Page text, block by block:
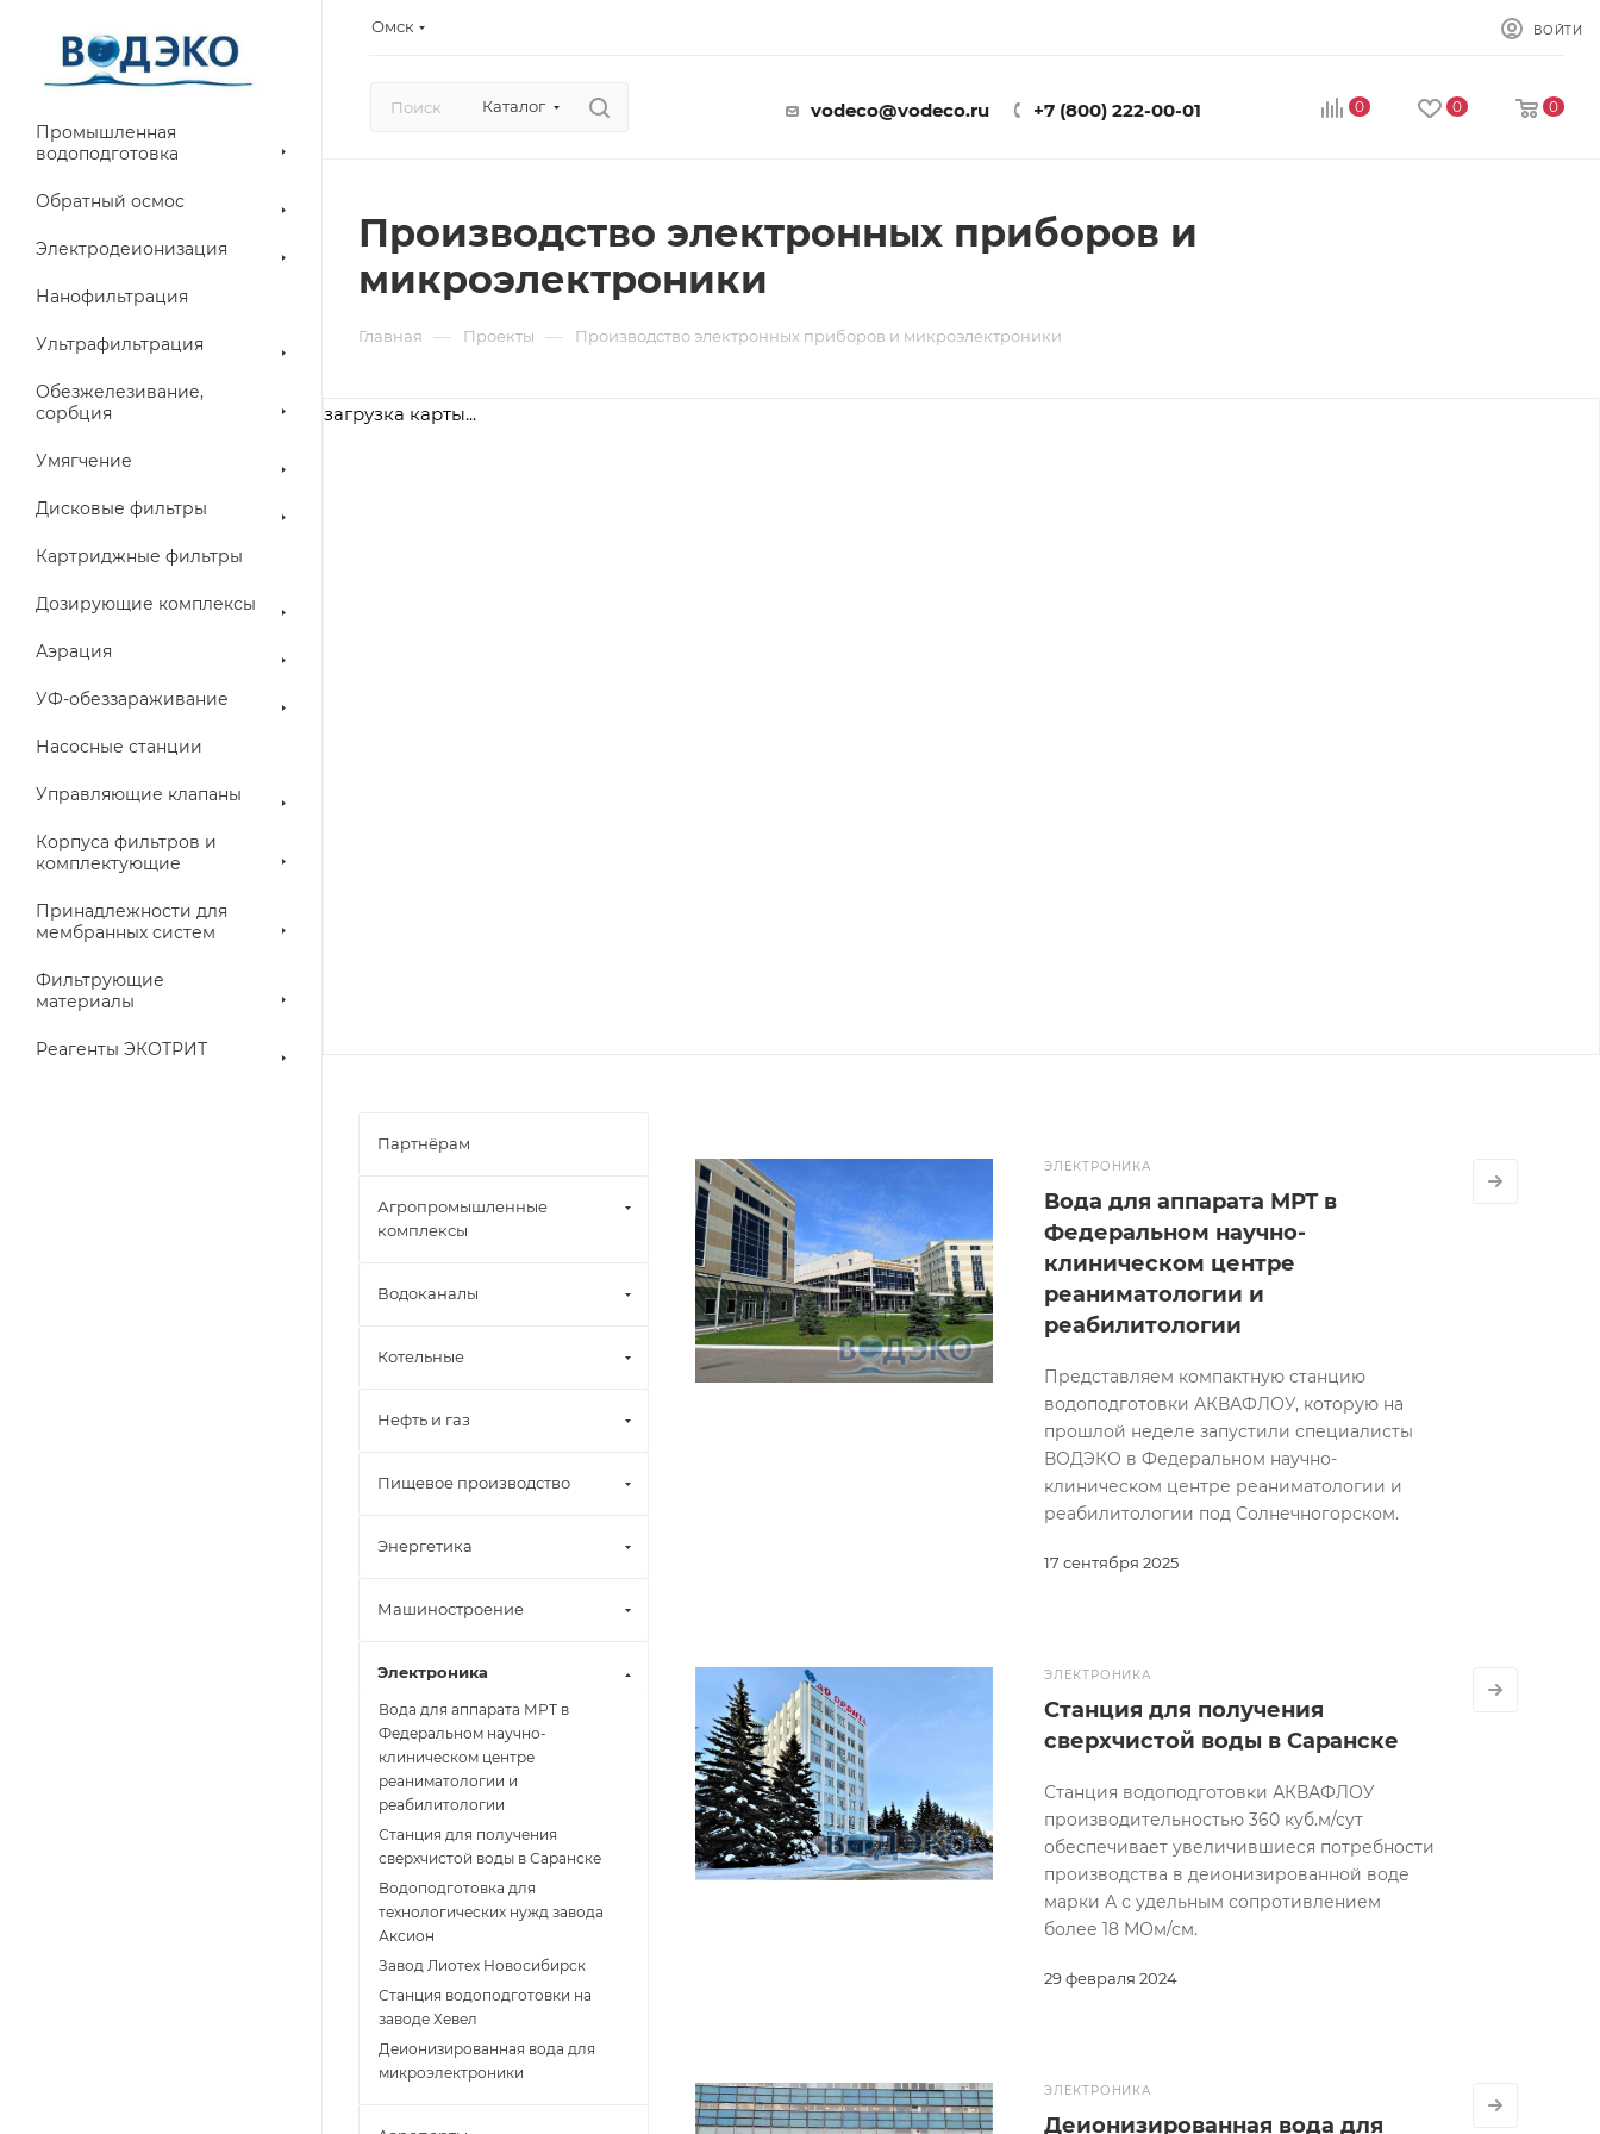
Омск ВОЙТИ
Каталог vodeco@vodeco.ru +7 (800) 222-00-01 0 0 0
Промышленная
водоподготовка
Обратный осмос
Электродеионизация
Нанофильтрация
Ультрафильтрация
Обезжелезивание,
сорбция
Умягчение
Дисковые фильтры
Картриджные фильтры
Дозирующие комплексы
Аэрация
УФ-обеззараживание
Насосные станции
Управляющие клапаны
Корпуса фильтров и
комплектующие
Принадлежности для
мембранных систем
Фильтрующие
материалы
Реагенты ЭКОТРИТ
Производство электронных приборов и
микроэлектроники
Главная — Проекты — Производство электронных приборов и микроэлектроники
загрузка карты...
ЭЛЕКТРОНИКА
17 сентября 2025
Вода для аппарата МРТ в
Федеральном научно-
клиническом центре
реаниматологии и
реабилитологии
Представляем компактную станцию
водоподготовки АКВАФЛОУ, которую на
прошлой неделе запустили специалисты
ВОДЭКО в Федеральном научно-
клиническом центре реаниматологии и
реабилитологии под Солнечногорском.
ЭЛЕКТРОНИКА
29 февраля 2024
Станция для получения
сверхчистой воды в Саранске
Станция водоподготовки АКВАФЛОУ
производительностью 360 куб.м/сут
обеспечивает увеличившиеся потребности
производства в деионизированной воде
марки А с удельным сопротивлением
более 18 МОм/см.
ЭЛЕКТРОНИКА
Деионизированная вода для
Партнёрам
Агропромышленные
комплексы
Водоканалы
Котельные
Нефть и газ
Пищевое производство
Энергетика
Машиностроение
Электроника
Вода для аппарата МРТ в
Федеральном научно-
клиническом центре
реаниматологии и
реабилитологии
Станция для получения
сверхчистой воды в Саранске
Водоподготовка для
технологических нужд завода
Аксион
Завод Лиотех Новосибирск
Станция водоподготовки на
заводе Хевел
Деионизированная вода для
микроэлектроники